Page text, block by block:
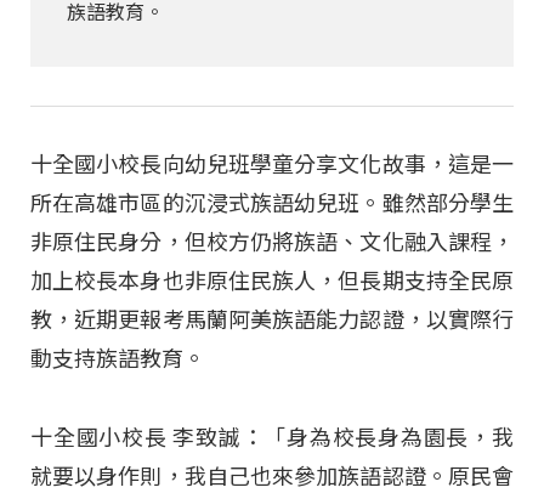
族語教育。
十全國小校長向幼兒班學童分享文化故事，這是一
所在高雄市區的沉浸式族語幼兒班。雖然部分學生
非原住民身分，但校方仍將族語、文化融入課程，
加上校長本身也非原住民族人，但長期支持全民原
教，近期更報考馬蘭阿美族語能力認證，以實際行
動支持族語教育。
十全國小校長 李致誠：「身為校長身為園長，我
就要以身作則，我自己也來參加族語認證。原民會